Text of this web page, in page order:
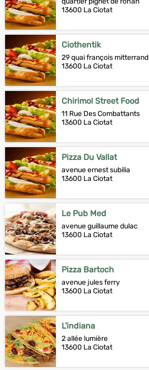
13600 La Ciotat
Ciothentik
29 quai françois mitterrand
13600 La Ciotat
Chirimol Street Food
11 Rue Des Combattants
13600 La Ciotat
Pizza Du Vallat
avenue ernest subilia
13600 La Ciotat
Le Pub Med
avenue guillaume dulac
13600 La Ciotat
Pizza Bartoch
avenue jules ferry
13600 La Ciotat
L'indiana
2 allée lumière
13600 La Ciotat